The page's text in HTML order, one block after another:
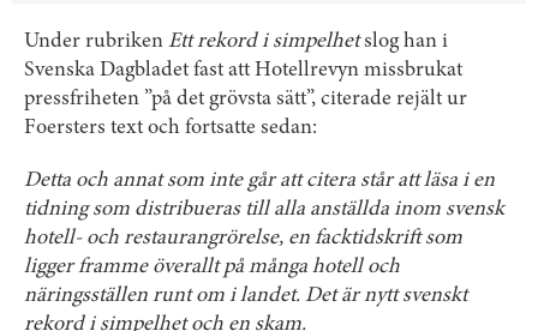
Under rubriken Ett rekord i simpelhetslog han i
Svenska Dagbladet fast att Hotellrevyn missbrukat
pressfriheten ”på det grövsta sätt”, citerade rejält ur
Foersters text och fortsatte sedan:
Detta och annat som inte går att citera står att läsa i en
tidning som distribueras till alla anställda inom svensk
hotell- och restaurangrörelse, en facktidskrift som
ligger framme överallt på många hotell och
näringsställen runt om i landet. Det är nytt svenskt
rekord i simpelhet och en skam.